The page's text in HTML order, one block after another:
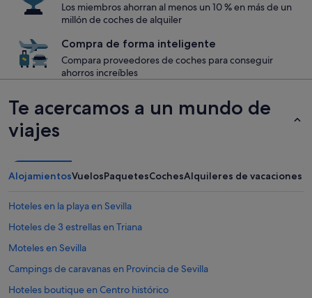
Los miembros ahorran al menos un 10 % en más de un
millón de coches de alquiler
Compra de forma inteligente
Compara proveedores de coches para conseguir
ahorros increíbles
Te acercamos a un mundo de
viajes
AlojamientosVuelosPaquetesCochesAlquileres de vacaciones
Hoteles en la playa en Sevilla
Hoteles de 3 estrellas en Triana
Moteles en Sevilla
Campings de caravanas en Provincia de Sevilla
Hoteles boutique en Centro histórico